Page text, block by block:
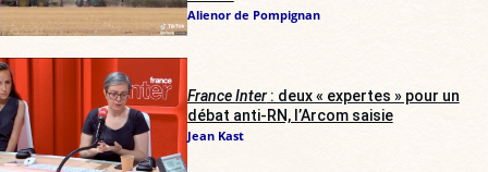
Alienor de Pompignan
France Inter: deux « expertes » pour un
débat anti-RN, l’Arcom saisie
Jean Kast